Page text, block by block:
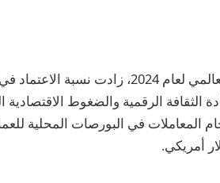
إلى زيادة الثقافة الرقمية والضغوط
المعاملات في البورصات المحلية